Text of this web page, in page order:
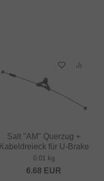
Salt "AM" Querzug +
Kabeldreieck für U-Brake
0.01 kg
6.68 EUR